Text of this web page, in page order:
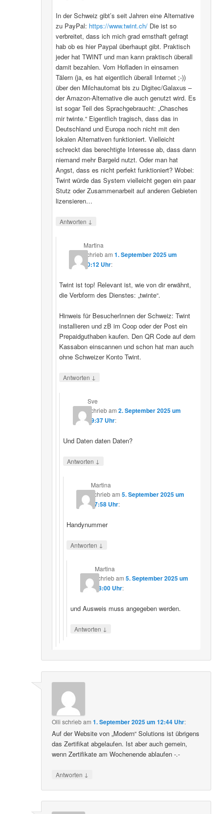
In der Schweiz gibt’s seit Jahren eine Alternative
zu PayPal: https://www.twint.ch/Die ist so
verbreitet, dass ich mich grad ernsthaft gefragt
hab ob es hier Paypal überhaupt gibt. Praktisch
jeder hat TWINT und man kann praktisch überall
damit bezahlen. Vom Hofladen in einsamen
Tälern (ja, es hat eigentlich überall Internet ;-))
über den Milchautomat bis zu Digitec/Galaxus –
der Amazon-Alternative die auch genutzt wird. Es
ist sogar Teil des Sprachgebraucht: „Chasches
mir twinte.“ Eigentlich tragisch, dass das in
Deutschland und Europa noch nicht mit den
lokalen Alternativen funktioniert. Vielleicht
schreckt das berechtigte Interesse ab, dass dann
niemand mehr Bargeld nutzt. Oder man hat
Angst, dass es nicht perfekt funktioniert? Wobei:
Twint würde das System vielleicht gegen ein paar
Stutz oder Zusammenarbeit auf anderen Gebieten
lizensieren…
Antworten ↓
Martina
schriebam1. September 2025 um
20:12 Uhr:
Twint ist top! Relevant ist, wie von dir erwähnt,
die Verbform des Dienstes: „twinte“.
Hinweis für BesucherInnen der Schweiz: Twint
installieren und zB im Coop oder der Post ein
Prepaidguthaben kaufen. Den QR Code auf dem
Kassabon einscannen und schon hat man auch
ohne Schweizer Konto Twint.
Antworten ↓
Sve
schriebam 2. September 2025 um
19:37 Uhr:
Und Daten daten Daten?
Antworten ↓
Martina
schriebam5. September 2025 um
17:58 Uhr:
Handynummer
Antworten ↓
Martina
schriebam 5. September 2025 um
18:00 Uhr:
und Ausweis muss angegeben werden.
Antworten ↓
Olli schriebam1. September 2025 um 12:44 Uhr:
Auf der Website von „Modern“ Solutions ist übrigens
das Zertifikat abgelaufen. Ist aber auch gemein,
wenn Zertifikate am Wochenende ablaufen -.-
Antworten ↓